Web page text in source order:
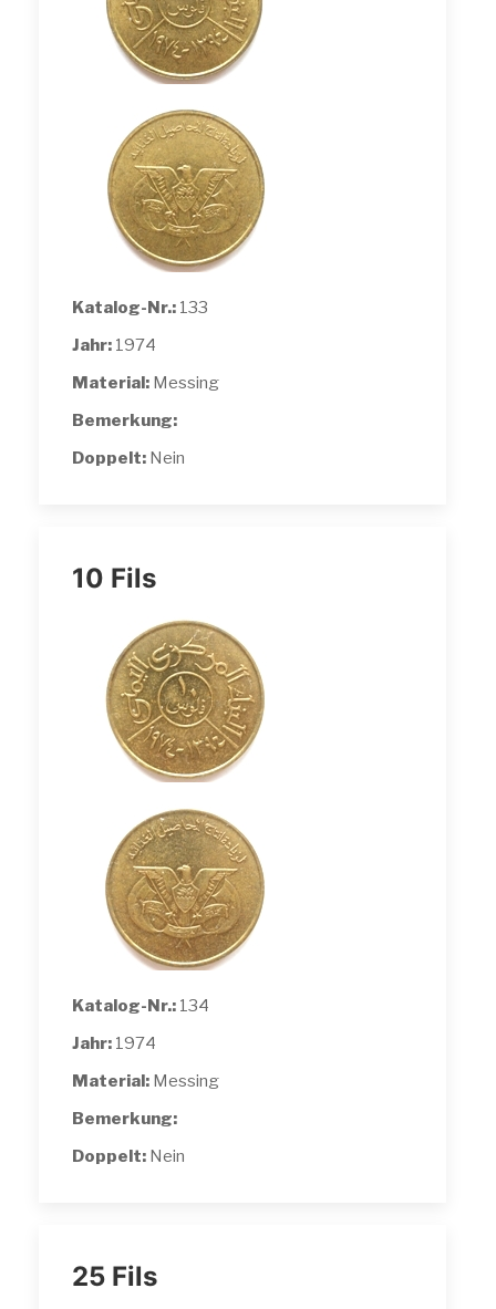
Katalog-Nr.: 133
Jahr: 1974
Material: Messing
Bemerkung:
Doppelt: Nein
10 Fils
Katalog-Nr.: 134
Jahr: 1974
Material: Messing
Bemerkung:
Doppelt: Nein
25 Fils